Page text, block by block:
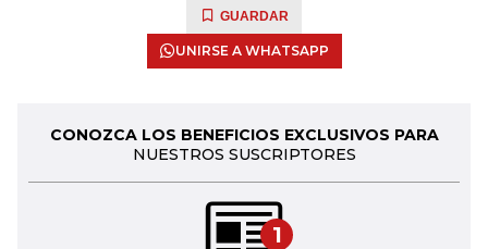
GUARDAR
UNIRSE A WHATSAPP
CONOZCA LOS BENEFICIOS EXCLUSIVOS PARA
NUESTROS SUSCRIPTORES
1